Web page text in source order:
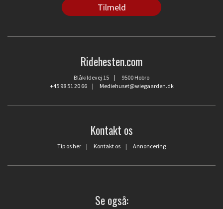
Ridehesten.com
Blåkildevej 15 | 9500 Hobro
+45 98 51 20 66| Mediehuset@wiegaarden.dk
Kontakt os
Tip os her | Kontakt os | Annoncering
Se også: